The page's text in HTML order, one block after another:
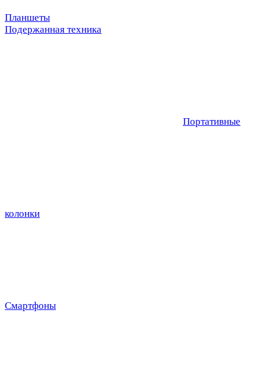
Планшеты
Подержанная техника
Портативные
колонки
Смартфоны